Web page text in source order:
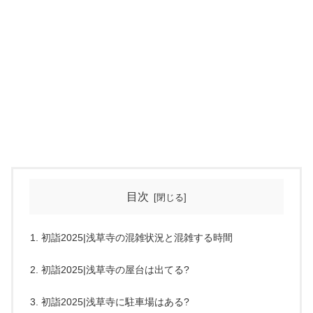
目次
初詣2025|浅草寺の混雑状況と混雑する時間
初詣2025|浅草寺の屋台は出てる?
初詣2025|浅草寺に駐車場はある?